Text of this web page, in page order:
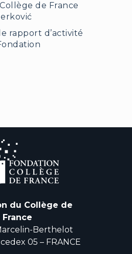
de France
rapport d’activité
du Collège de
France
Berthelot
05 – FRANCE